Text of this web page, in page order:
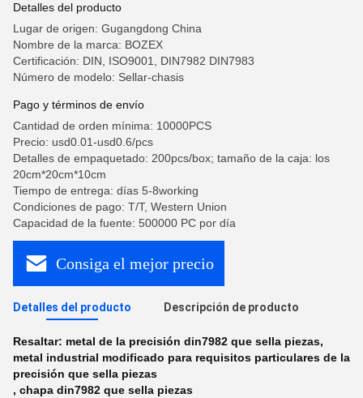
Detalles del producto
Lugar de origen: Gugangdong China
Nombre de la marca: BOZEX
Certificación: DIN, ISO9001, DIN7982 DIN7983
Número de modelo: Sellar-chasis
Pago y términos de envío
Cantidad de orden mínima: 10000PCS
Precio: usd0.01-usd0.6/pcs
Detalles de empaquetado: 200pcs/box; tamaño de la caja: los
20cm*20cm*10cm
Tiempo de entrega: días 5-8working
Condiciones de pago: T/T, Western Union
Capacidad de la fuente: 500000 PC por día
Consiga el mejor precio
Detalles del producto Descripción de producto
Resaltar: metal de la precisión din7982 que sella piezas,
metal industrial modificado para requisitos particulares de la
precisión que sella piezas
, chapa din7982 que sella piezas